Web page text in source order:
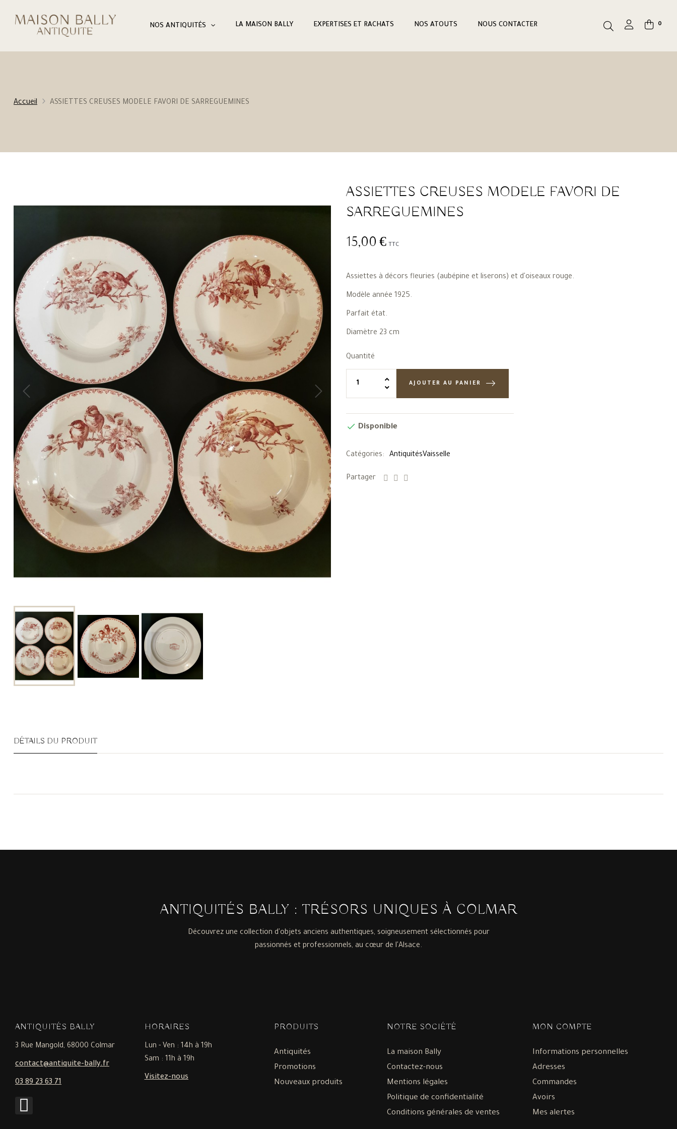
NOS ANTIQUITÉS LA MAISON BALLY EXPERTISES ET RACHATS NOS ATOUTS NOUS CONTACTER 0
Accueil ASSIETTES CREUSES MODELE FAVORI DE SARREGUEMINES
ASSIETTES CREUSES MODELE FAVORI DE
SARREGUEMINES
15,00 € TTC
Assiettes à décors fleuries (aubépine et liserons) et d'oiseaux rouge.
Modèle année 1925.
Parfait état.
Diamètre 23 cm
Quantité
AJOUTER AU PANIER
 Disponible
Catégories: AntiquitésVaisselle
Partager
DÉTAILS DU PRODUIT
ANTIQUITÉS BALLY : TRÉSORS UNIQUES À COLMAR
Découvrez une collection d'objets anciens authentiques, soigneusement sélectionnés pour
passionnés et professionnels, au cœur de l'Alsace.
ANTIQUITÉS BALLY
3 Rue Mangold, 68000 Colmar
contact@antiquite-bally.fr
03 89 23 63 71
HORAIRES
Lun - Ven : 14h à 19h
Sam : 11h à 19h
Visitez-nous
PRODUITS
Antiquités
Promotions
Nouveaux produits
NOTRE SOCIÉTÉ
La maison Bally
Contactez-nous
Mentions légales
Politique de confidentialité
Conditions générales de ventes
MON COMPTE
Informations personnelles
Adresses
Commandes
Avoirs
Mes alertes